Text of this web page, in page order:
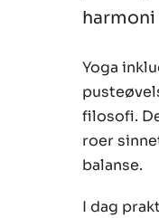
Yoga
filosofi.
roer
balanse.
I dag